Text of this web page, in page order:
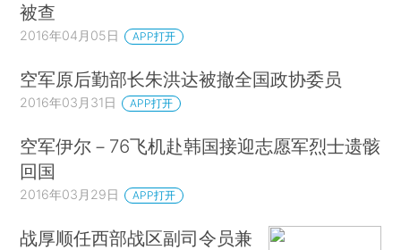
被查
2016年04月05日 APP打开
空军原后勤部长朱洪达被撤全国政协委员
2016年03月31日 APP打开
空军伊尔－76飞机赴韩国接迎志愿军烈士遗骸
回国
2016年03月29日 APP打开
战厚顺任西部战区副司令员兼